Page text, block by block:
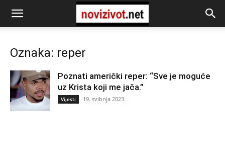
Oznaka: reper
Poznati američki reper: “Sve je moguće
uz Krista koji me jača.”
Vijesti 19. svibnja 2023.